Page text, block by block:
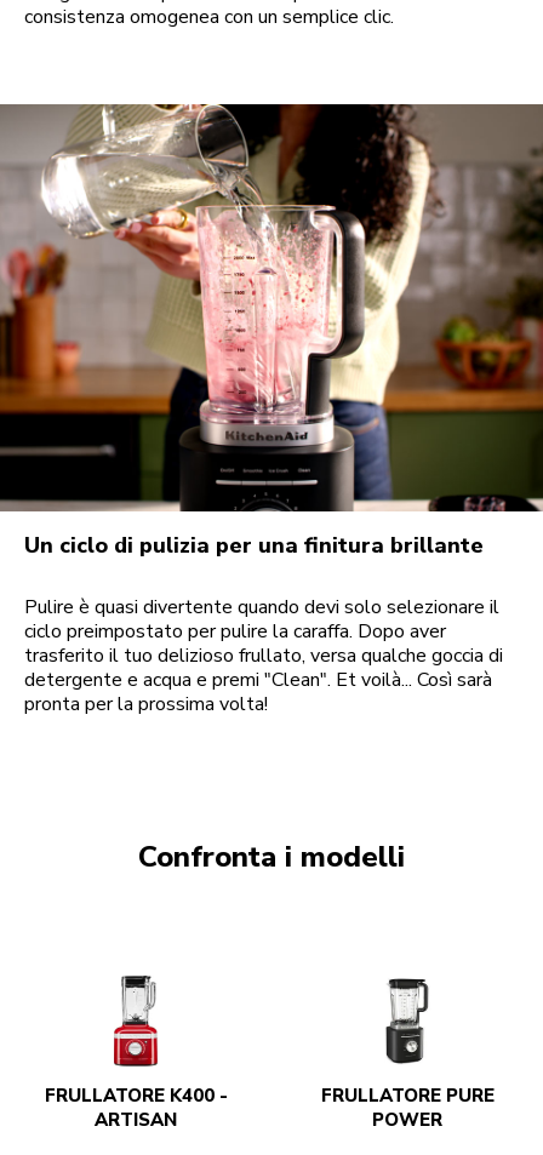
consistenza omogenea con un semplice clic.
Un ciclo di pulizia per una finitura brillante
Pulire è quasi divertente quando devi solo selezionare il
ciclo preimpostato per pulire la caraffa. Dopo aver
trasferito il tuo delizioso frullato, versa qualche goccia di
detergente e acqua e premi "Clean". Et voilà... Così sarà
pronta per la prossima volta!
Confronta i modelli
FRULLATORE K400 -
ARTISAN
FRULLATORE PURE
POWER